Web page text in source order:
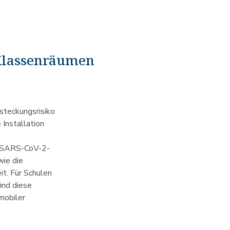
Installation
CoV-2-
die
Für Schulen
diese